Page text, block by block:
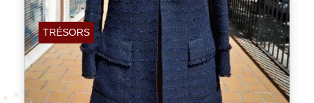
TRÉSORS